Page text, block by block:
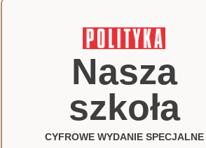
Nasza
szkoła
CYFROWE WYDANIE SPECJALNE